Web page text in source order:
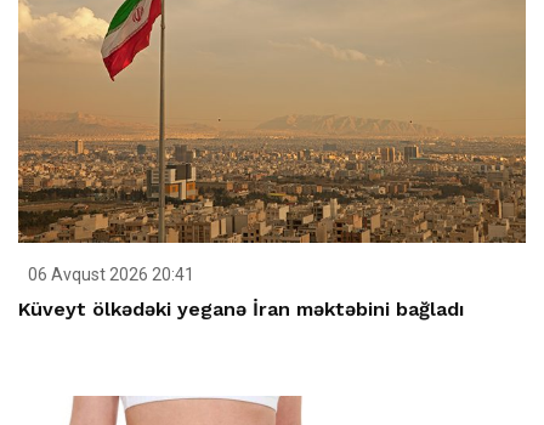
06 Avqust 2026 20:41
Küveyt ölkədəki yeganə İran məktəbini bağladı